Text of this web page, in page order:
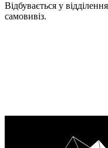
Відбувається у
самовивіз.